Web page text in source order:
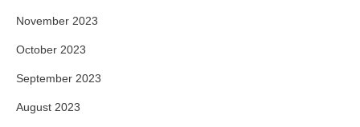
November 2023
October 2023
September 2023
August 2023